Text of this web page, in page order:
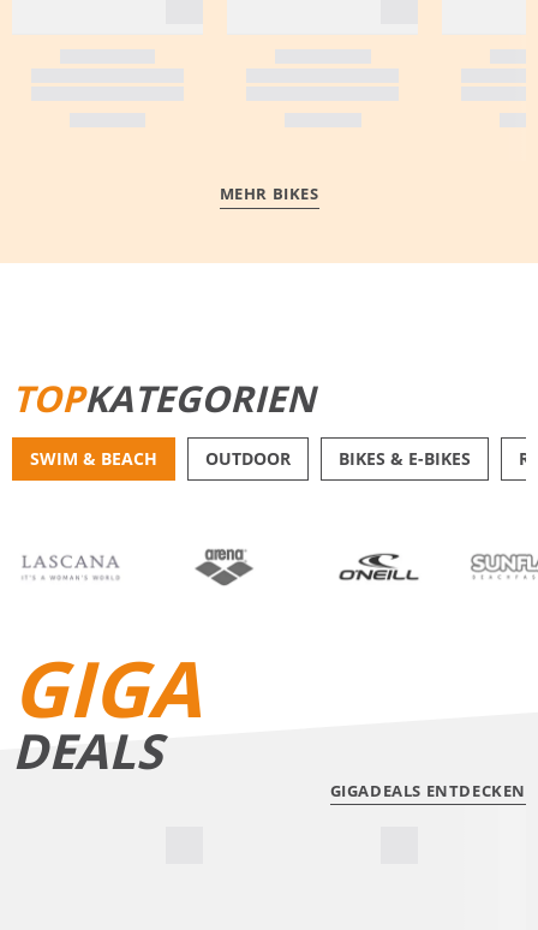
MEHR BIKES
TOPKATEGORIEN
SWIM & BEACH OUTDOOR BIKES & E-BIKES
GIGA
DEALS
GIGADEALS ENTDECKEN